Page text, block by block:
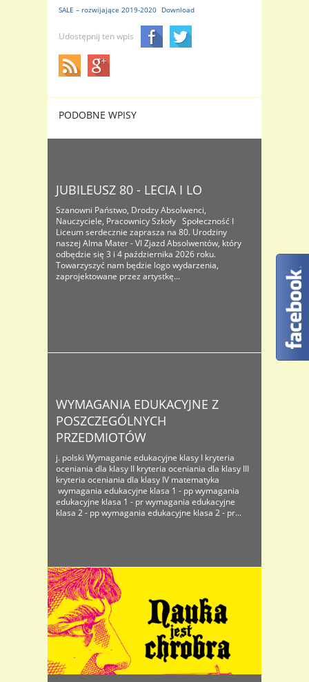
SALE – rozwijające 2019-2020 Download
Udostępnij ten wpis
PODOBNE WPISY
JUBILEUSZ 80 - LECIA I LO
Szanowni Państwo, Drodzy Absolwenci,
Nauczyciele, Pracownicy Szkoły Społeczność I
Liceum serdecznie zaprasza na 80. Urodziny
naszej Alma Mater - VI Zjazd Absolwentów, który
odbędzie się 3 i 4 października 2026 roku.
Towarzyszyć nam będzie logo wydarzenia,
zaprojektowane przez artystkę...
WYMAGANIA EDUKACYJNE Z
POSZCZEGÓLNYCH
PRZEDMIOTÓW
j. polski Wymaganie edukacyjne klasy I kryteria
oceniania dla klasy II kryteria oceniania dla klasy III
kryteria oceniania dla klasy IV matematyka
wymagania edukacyjne klasa 1 - pp wymagania
edukacyjne klasa 1 - pr wymagania edukacyjne
klasa 2 - pp wymagania edukacyjne klasa 2 - pr...